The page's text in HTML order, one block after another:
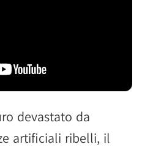
devastato da
artificiali ribelli, il